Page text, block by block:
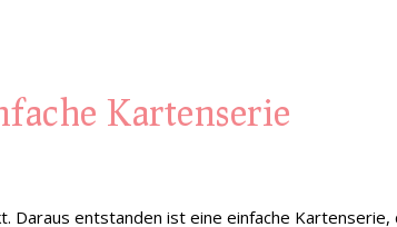
Kartenserie
entstanden ist eine einfache